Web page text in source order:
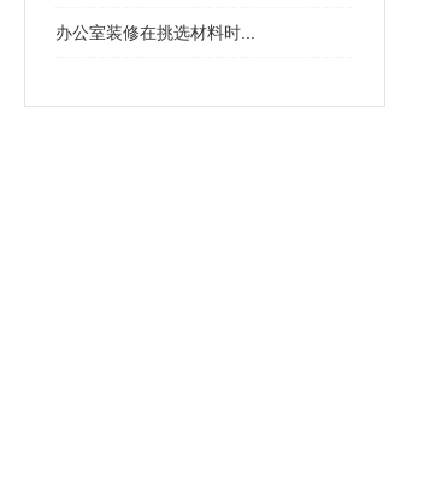
办公室装修在挑选材料时...